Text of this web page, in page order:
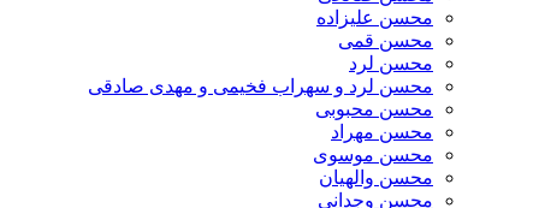
محسن علیزاده
محسن قمی
محسن لرد
محسن لرد و سهراب فخیمی و مهدی صادقی
محسن محبوبی
محسن مهراد
محسن موسوی
محسن والهیان
محسن وجدانی